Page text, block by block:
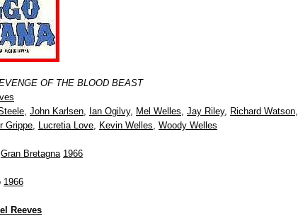
OF THE BLOOD BEAST
, John Karlsen, Ian Ogilvy, Mel Welles, Jay Riley, Richard Watson,
Grippe, Lucretia Love, Kevin Welles, Woody Welles
Gran Bretagna 1966
1966
Reeves